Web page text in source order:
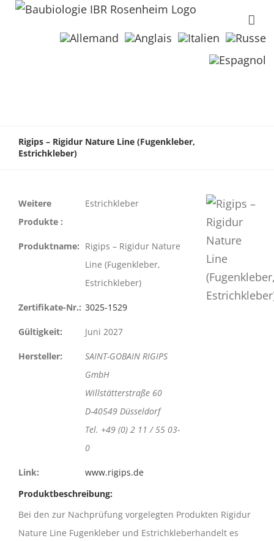
Rigips – Rigidur Nature Line (Fugenkleber,
Estrichkleber)
Weitere
Produkte :
Estrichkleber
Produktname: Rigips – Rigidur Nature
Line (Fugenkleber,
Estrichkleber)
Zertifikate-Nr.: 3025-1529
Gültigkeit: Juni 2027
Hersteller:
SAINT-GOBAIN RIGIPS
GmbH
Willstätterstraße 60
D-40549 Düsseldorf
Tel. +49 (0) 2 11 / 55 03-
0
Link:
www.rigips.de
Produktbeschreibung:
Bei den zur Nachprüfung vorgelegten Produkten Rigidur
Nature Line Fugenkleber und Estrichkleberhandelt es